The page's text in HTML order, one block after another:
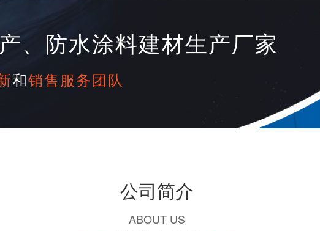
、防水涂料建材生产厂家
和销售服务团队
公司简介
ABOUT US